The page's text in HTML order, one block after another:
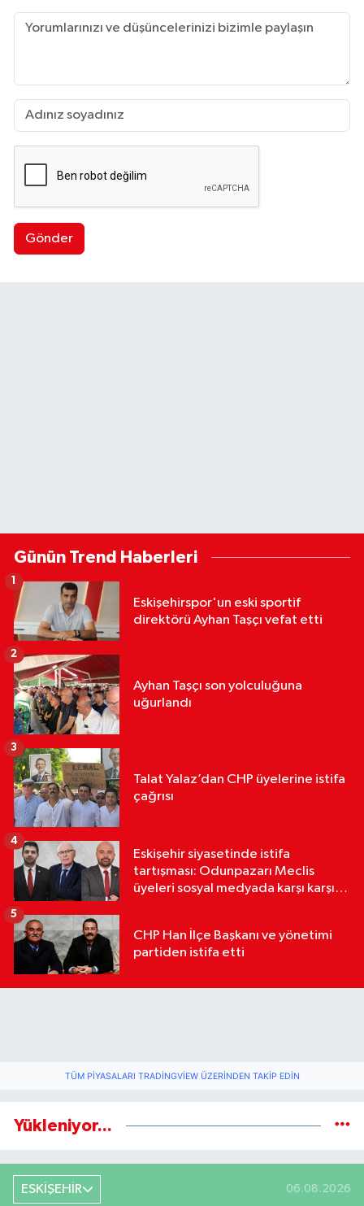
Gönder
Günün Trend Haberleri
Eskişehirspor'un eski sportif
direktörü Ayhan Taşçı vefat etti
Ayhan Taşçı son yolculuğuna
uğurlandı
2
Talat Yalaz’dan CHP üyelerine istifa
çağrısı
3
Eskişehir siyasetinde istifa
tartışması: Odunpazarı Meclis
üyeleri sosyal medyada karşı karşıya
4
CHP Han İlçe Başkanı ve yönetimi
partiden istifa etti
5
TÜM PIYASALARI TRADINGVIEW ÜZERINDEN TAKIP EDIN
Yükleniyor...
ESKİŞEHİR 06.08.2026